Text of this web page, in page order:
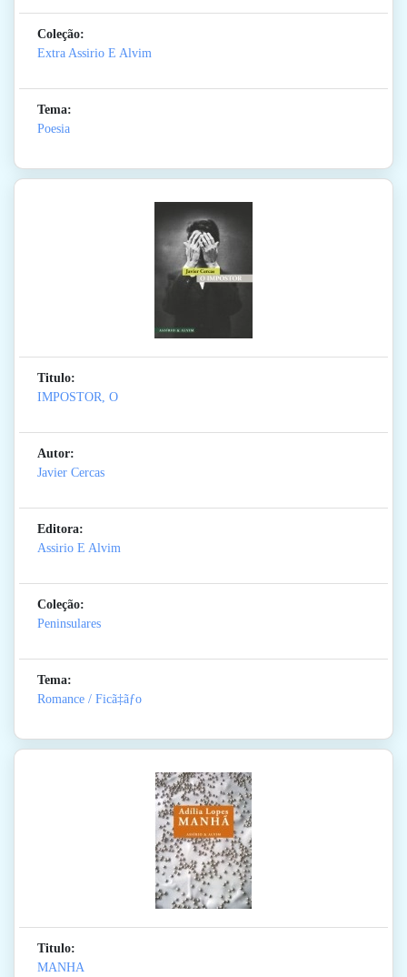
Coleção:
Extra Assirio E Alvim
Tema:
Poesia
Titulo:
IMPOSTOR, O
Autor:
Javier Cercas
Editora:
Assirio E Alvim
Coleção:
Peninsulares
Tema:
Romance / Ficã‡ãƒo
Titulo:
MANHA